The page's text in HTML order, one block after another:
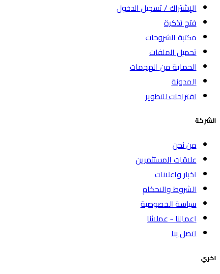
الإشتراك / تسجيل الدخول
فتح تذكرة
مكتبة الشروحات
تحميل الملفات
الحماية من الهجمات
المدونة
اقتراحات للتطوير
الشركة
من نحن
علاقات المستثمرين
اخبار واعلانات
الشروط والاحكام
سياسة الخصوصية
اعمالنا - عملائنا
اتصل بنا
اخري